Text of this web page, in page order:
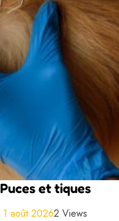
Puces et tiques
1 août 20262 Views